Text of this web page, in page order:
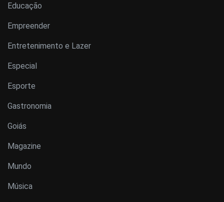
Educação
Empreender
Entretenimento e Lazer
Especial
Esporte
Gastronomia
Goiás
Magazine
Mundo
Música